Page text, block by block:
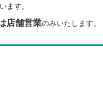
ます。
店舗営業のみいたします。